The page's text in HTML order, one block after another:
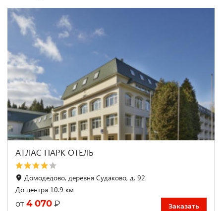
АТЛАС ПАРК ОТЕЛЬ
Домодедово, деревня Судаково, д. 92
До центра 10.9 км
от 4 070 ₽ Заказать